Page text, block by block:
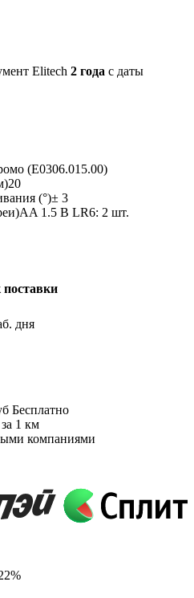
Elitech 2 года с даты
(E0306.015.00)
20
(°)± 3
AA 1.5 В LR6: 2 шт.
дня
Бесплатно
1 км
компаниями